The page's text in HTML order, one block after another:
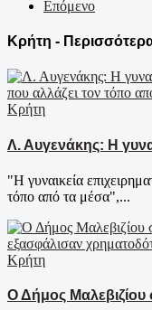
Επόμενο
Κρήτη -
Κρήτη
Λ. Αυγενάκης: Η
"Η γυναικεία
τόπο από τα μέσα",...
Κρήτη
Ο Δήμος